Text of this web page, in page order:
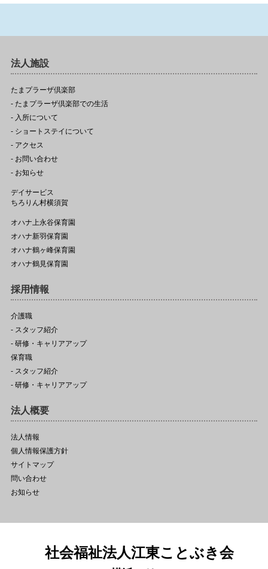
法人施設
たまプラーザ倶楽部
- たまプラーザ倶楽部での生活
- 入所について
- ショートステイについて
- アクセス
- お問い合わせ
- お知らせ
デイサービス
ちろりん村横須賀
オハナ上永谷保育園
オハナ新羽保育園
オハナ鶴ヶ峰保育園
オハナ鶴見保育園
採用情報
介護職
- スタッフ紹介
- 研修・キャリアアップ
保育職
- スタッフ紹介
- 研修・キャリアアップ
法人概要
法人情報
個人情報保護方針
サイトマップ
問い合わせ
お知らせ
社会福祉法人江東ことぶき会